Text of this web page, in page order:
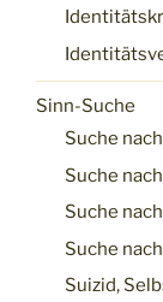
Sinn-Suche
Suche
Suche
Suche
Suche
Suizid,